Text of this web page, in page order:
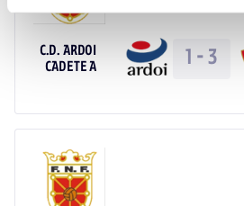
C.D. ARDOI
CADETE A
1 -3